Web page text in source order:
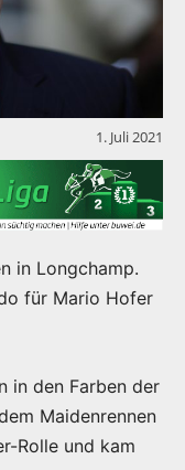
1. Juli 2021
in Longchamp.
für Mario Hofer
in den Farben der
Maidenrennen
Rolle und kam